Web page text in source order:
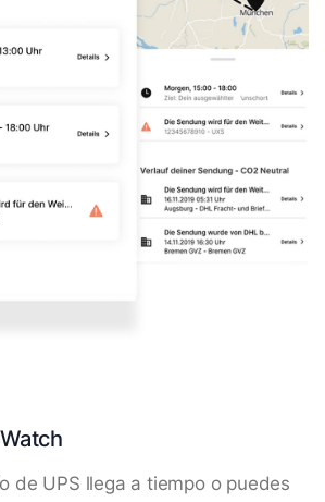
de UPS llega a tiempo o puedes